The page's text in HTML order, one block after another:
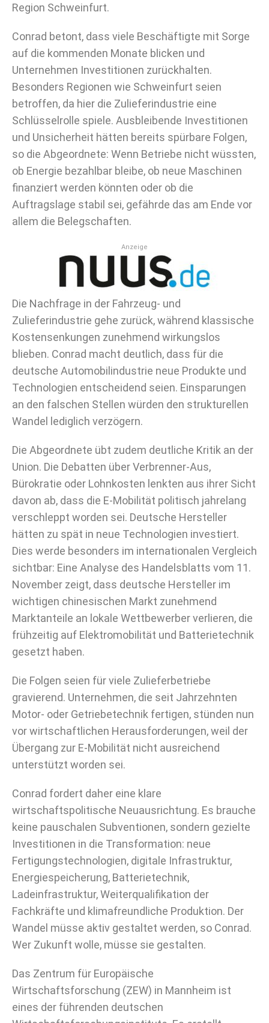
Region Schweinfurt.
Conrad betont, dass viele Beschäftigte mit Sorge
auf die kommenden Monate blicken und
Unternehmen Investitionen zurückhalten.
Besonders Regionen wie Schweinfurt seien
betroffen, da hier die Zulieferindustrie eine
Schlüsselrolle spiele. Ausbleibende Investitionen
und Unsicherheit hätten bereits spürbare Folgen,
so die Abgeordnete: Wenn Betriebe nicht wüssten,
ob Energie bezahlbar bleibe, ob neue Maschinen
finanziert werden könnten oder ob die
Auftragslage stabil sei, gefährde das am Ende vor
allem die Belegschaften.
Anzeige
Die Nachfrage in der Fahrzeug- und
Zulieferindustrie gehe zurück, während klassische
Kostensenkungen zunehmend wirkungslos
blieben. Conrad macht deutlich, dass für die
deutsche Automobilindustrie neue Produkte und
Technologien entscheidend seien. Einsparungen
an den falschen Stellen würden den strukturellen
Wandel lediglich verzögern.
Die Abgeordnete übt zudem deutliche Kritik an der
Union. Die Debatten über Verbrenner-Aus,
Bürokratie oder Lohnkosten lenkten aus ihrer Sicht
davon ab, dass die E-Mobilität politisch jahrelang
verschleppt worden sei. Deutsche Hersteller
hätten zu spät in neue Technologien investiert.
Dies werde besonders im internationalen Vergleich
sichtbar: Eine Analyse des Handelsblatts vom 11.
November zeigt, dass deutsche Hersteller im
wichtigen chinesischen Markt zunehmend
Marktanteile an lokale Wettbewerber verlieren, die
frühzeitig auf Elektromobilität und Batterietechnik
gesetzt haben.
Die Folgen seien für viele Zulieferbetriebe
gravierend. Unternehmen, die seit Jahrzehnten
Motor- oder Getriebetechnik fertigen, stünden nun
vor wirtschaftlichen Herausforderungen, weil der
Übergang zur E-Mobilität nicht ausreichend
unterstützt worden sei.
Conrad fordert daher eine klare
wirtschaftspolitische Neuausrichtung. Es brauche
keine pauschalen Subventionen, sondern gezielte
Investitionen in die Transformation: neue
Fertigungstechnologien, digitale Infrastruktur,
Energiespeicherung, Batterietechnik,
Ladeinfrastruktur, Weiterqualifikation der
Fachkräfte und klimafreundliche Produktion. Der
Wandel müsse aktiv gestaltet werden, so Conrad.
Wer Zukunft wolle, müsse sie gestalten.
Das Zentrum für Europäische
Wirtschaftsforschung (ZEW) in Mannheim ist
eines der führenden deutschen